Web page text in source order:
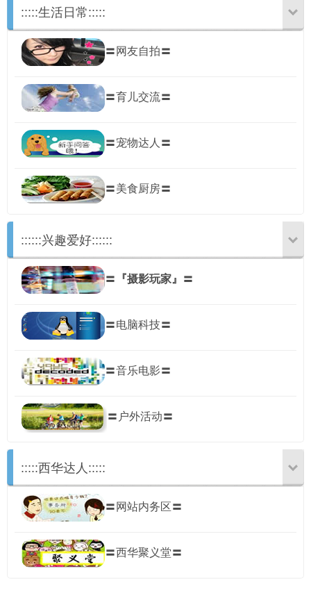
:::::生活日常:::::
〓网友自拍〓
〓育儿交流〓
〓宠物达人〓
〓美食厨房〓
::::::兴趣爱好::::::
〓 『摄影玩家』 〓
〓电脑科技〓
〓音乐电影〓
〓户外活动〓
:::::西华达人:::::
〓网站内务区〓
〓西华聚义堂〓